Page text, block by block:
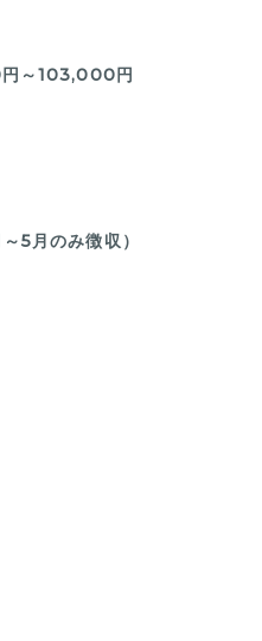
～103,000円
5月のみ徴収）